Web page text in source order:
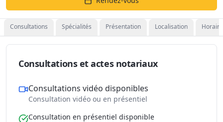
Consultations Spécialités Présentation Localisation
Consultations et actes notariaux
Consultations vidéo disponibles
Consultation vidéo ou en présentiel
Consultation en présentiel disponible